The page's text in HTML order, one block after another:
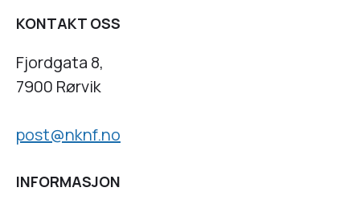
KONTAKT OSS
Fjordgata 8,
7900 Rørvik
post@nknf.no
INFORMASJON